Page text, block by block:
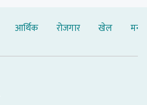
आर्थिक रोजगार खेल